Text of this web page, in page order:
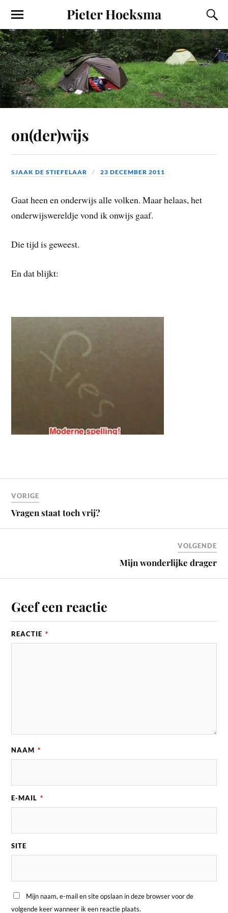
Pieter Hoeksma
on(der)wijs
SJAAK DE STIEFELAAR 23 DECEMBER 2011
Gaat heen en onderwijs alle volken. Maar helaas, het
onderwijswereldje vond ik onwijs gaaf.
Die tijd is geweest.
En dat blijkt:
VORIGE
Vragen staat toch vrij?
VOLGENDE
Mijn wonderlijke drager
Geef een reactie
REACTIE *
NAAM *
E-MAIL *
SITE
Mijn naam, e-mail en site opslaan in deze browser voor de
volgende keer wanneer ik een reactie plaats.